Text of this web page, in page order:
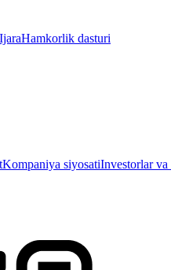
IjaraHamkorlik dasturi
Kompaniya siyosatiInvestorlar